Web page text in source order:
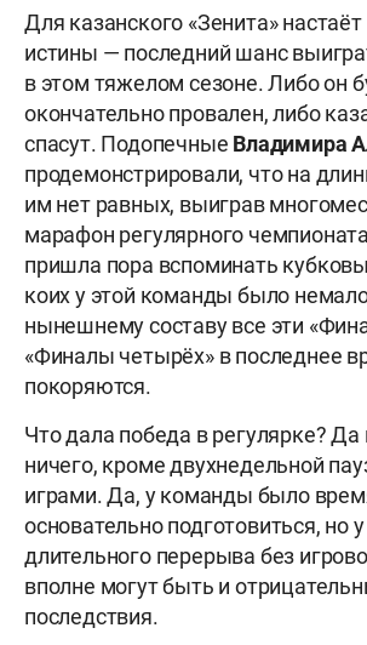
Для казанского «Зенита»
истины — последний шанс
в этом тяжелом сезоне. Либо он
окончательно провален, либо
спасут. Подопечные Владимира
продемонстрировали, что на
им нет равных, выиграв
марафон регулярного
пришла пора вспоминать
коих у этой команды было
нынешнему составу все эти
«Финалы четырёх» в последнее
покоряются.
Что дала победа в регулярке? Да
ничего, кроме двухнедельной
играми. Да, у команды было
основательно подготовиться, но
длительного перерыва без
вполне могут быть и
последствия.